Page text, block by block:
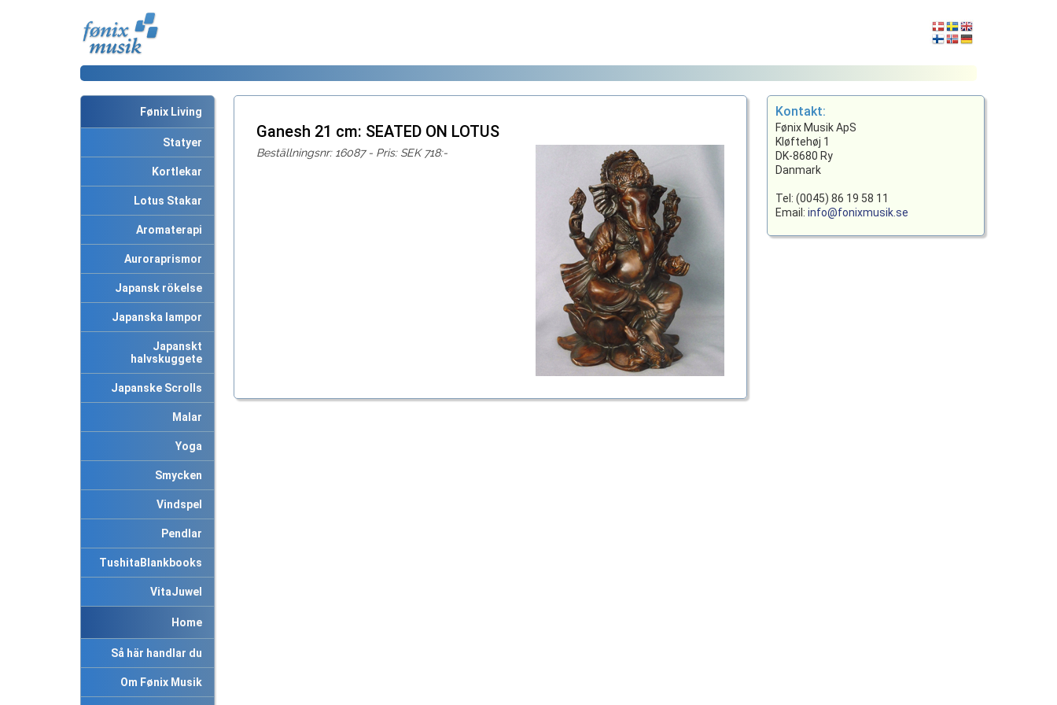
Fønix Living
Statyer
Kortlekar
Lotus Stakar
Aromaterapi
Auroraprismor
Japansk rökelse
Japanska lampor
Japanskt
halvskuggete
Japanske Scrolls
Malar
Yoga
Smycken
Vindspel
Pendlar
TushitaBlankbooks
VitaJuwel
Home
Så här handlar du
Om Fønix Musik
Ganesh 21 cm: SEATED ON LOTUS
Beställningsnr: 16087 - Pris: SEK 718:-
Kontakt:
Fønix Musik ApS
Kløftehøj 1
DK-8680 Ry
Danmark
Tel: (0045) 86 19 58 11
Email:info@fonixmusik.se